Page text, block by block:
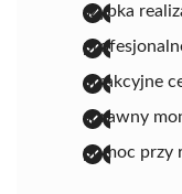
szybka
atrakcyjne
sprawny
pomoc przy